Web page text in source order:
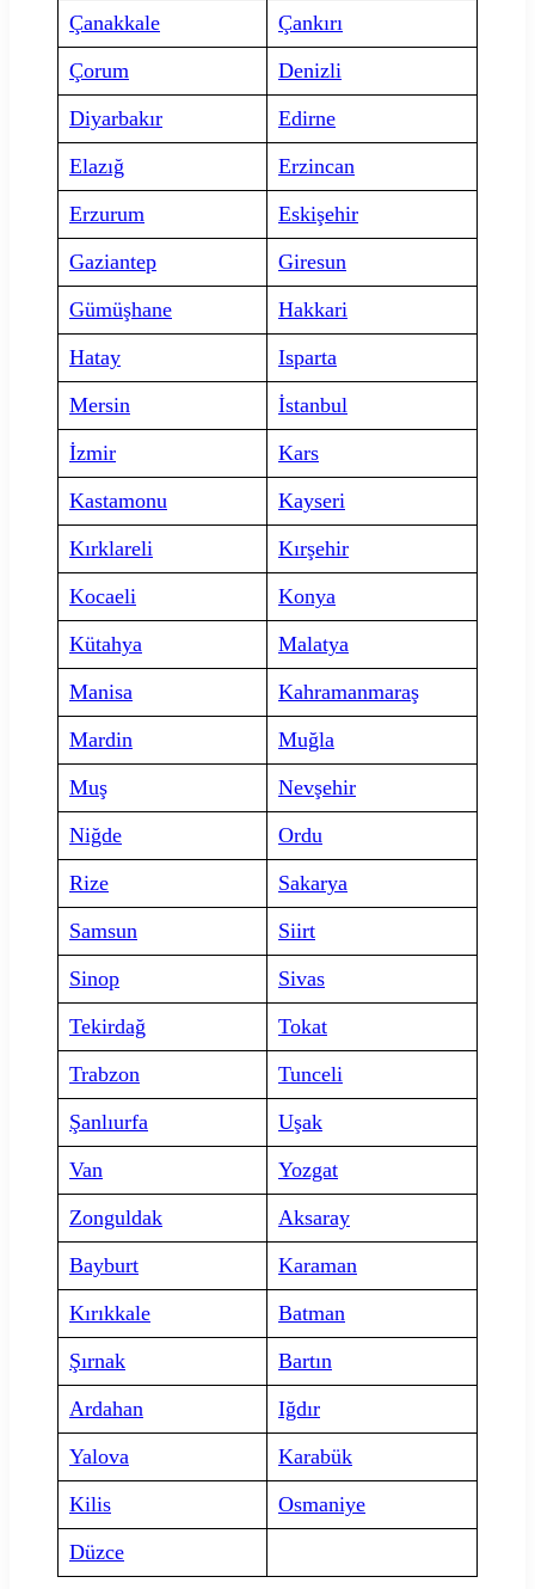
Çanakkale
Çankırı
Çorum
Denizli
Diyarbakır
Edirne
Elazığ
Erzincan
Erzurum
Eskişehir
Gaziantep
Giresun
Gümüşhane
Hakkari
Hatay
Isparta
Mersin
İstanbul
İzmir
Kars
Kastamonu
Kayseri
Kırklareli
Kırşehir
Kocaeli
Konya
Kütahya
Malatya
Manisa
Kahramanmaraş
Mardin
Muğla
Muş
Nevşehir
Niğde
Ordu
Rize
Sakarya
Samsun
Siirt
Sinop
Sivas
Tekirdağ
Tokat
Trabzon
Tunceli
Şanlıurfa
Uşak
Van
Yozgat
Zonguldak
Aksaray
Bayburt
Karaman
Kırıkkale
Batman
Şırnak
Bartın
Ardahan
Iğdır
Yalova
Karabük
Kilis
Osmaniye
Düzce